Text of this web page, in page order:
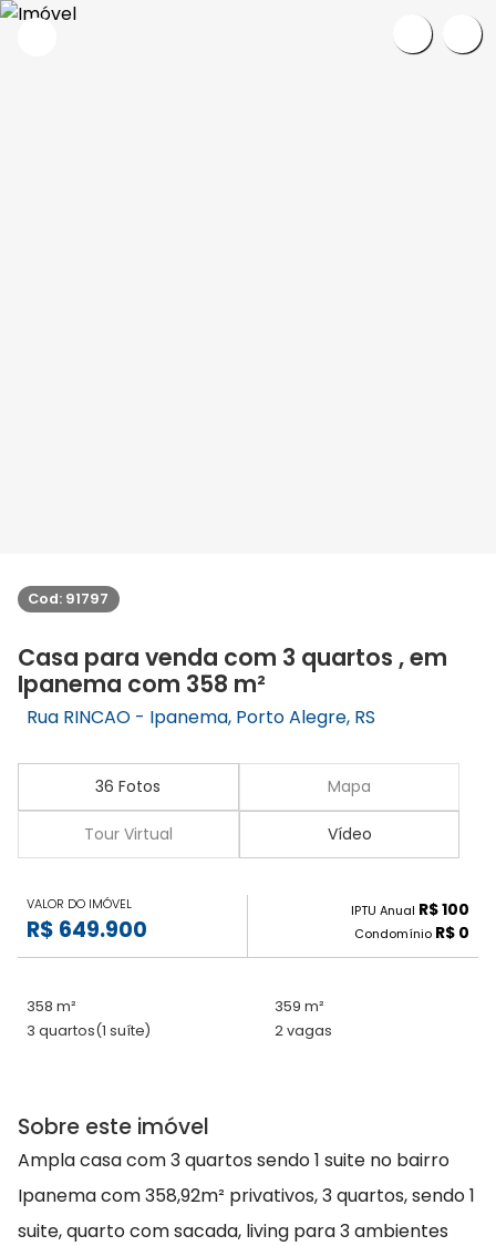
Cod: 91797
Casa para venda com 3 quartos , em
Ipanema com 358 m²
Rua RINCAO - Ipanema, Porto Alegre, RS
36 Fotos Mapa
Tour Virtual Vídeo
VALOR DO IMÓVEL
R$ 649.900
IPTU Anual R$ 100
Condomínio R$ 0
358 m²
359 m²
3 quartos(1 suíte) 2 vagas
Sobre este imóvel
Ampla casa com 3 quartos sendo 1 suite no bairro
Ipanema com 358,92m² privativos, 3 quartos, sendo 1
suite, quarto com sacada, living para 3 ambientes